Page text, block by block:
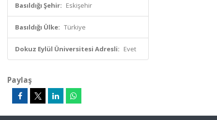
Basıldığı Şehir: Eskişehir
Basıldığı Ülke: Türkiye
Dokuz Eylül Üniversitesi Adresli: Evet
Paylaş